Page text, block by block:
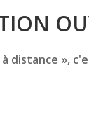
distance »,